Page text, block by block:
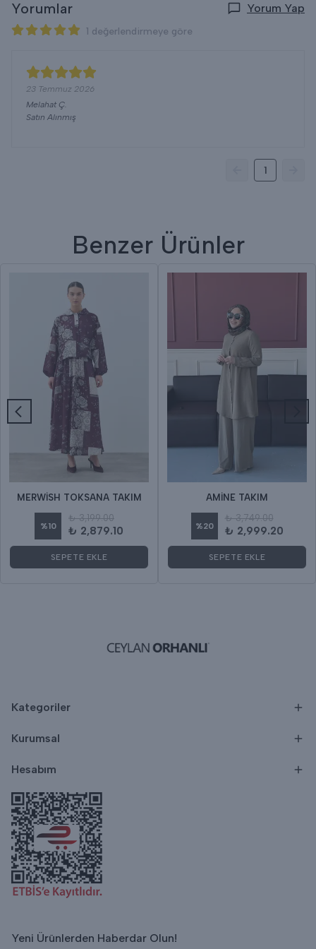
Yorumlar Yorum Yap
1 değerlendirmeye göre
23 Temmuz 2026
Melahat Ç.
Satın Alınmış
1
Benzer Ürünler
MERWİSH TOKSANA TAKIM
%10
₺ 3,199.00
₺ 2,879.10
SEPETE EKLE
AMİNE TAKIM
%20
₺ 3,749.00
₺ 2,999.20
SEPETE EKLE
Kategoriler
Kurumsal
Hesabım
Yeni Ürünlerden Haberdar Olun!